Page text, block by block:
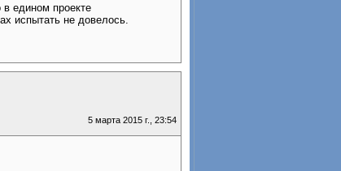
едином проекте
испытать не довелось.
5 марта 2015 г., 23:54